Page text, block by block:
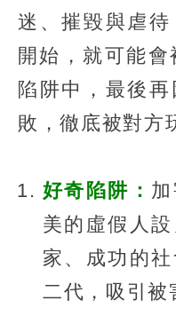
迷、摧毀與虐待
開始，就可能
陷阱中，最後
敗，徹底被對方
好奇陷阱：
美的虛假人
家、成功的
二代，吸引被